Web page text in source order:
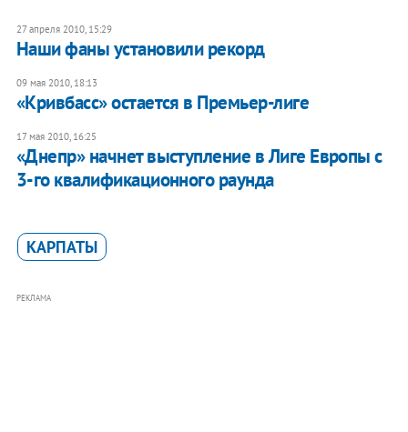
27 апреля 2010, 15:29
Наши фаны установили рекорд
09 мая 2010, 18:13
«Кривбасс» остается в Премьер-лиге
17 мая 2010, 16:25
«Днепр» начнет выступление в Лиге Европы с
3-го квалификационного раунда
КАРПАТЫ
РЕКЛАМА